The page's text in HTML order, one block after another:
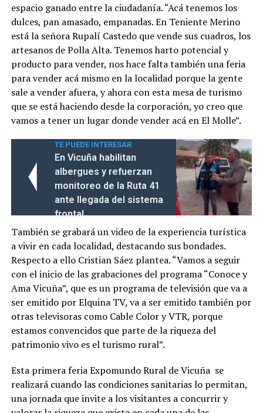
espacio ganado entre la ciudadanía. “Acá tenemos los
dulces, pan amasado, empanadas. En Teniente Merino
está la señora Rupalí Castedo que vende sus cuadros, los
artesanos de Polla Alta. Tenemos harto potencial y
producto para vender, nos hace falta también una feria
para vender acá mismo en la localidad porque la gente
sale a vender afuera, y ahora con esta mesa de turismo
que se está haciendo desde la corporación, yo creo que
vamos a tener un lugar donde vender acá en El Molle”.
TE PUEDE INTERESAR
En Vicuña habilitan
albergues y refuerzan
monitoreo de la Ruta 41
ante llegada del sistema
frontal
También se grabará un video de la experiencia turística
a vivir en cada localidad, destacando sus bondades.
Respecto a ello Cristian Sáez plantea. “Vamos a seguir
con el inicio de las grabaciones del programa “Conoce y
Ama Vicuña”, que es un programa de televisión que va a
ser emitido por Elquina TV, va a ser emitido también por
otras televisoras como Cable Color y VTR, porque
estamos convencidos que parte de la riqueza del
patrimonio vivo es el turismo rural”.
Esta primera feria Expomundo Rural de Vicuña se
realizará cuando las condiciones sanitarias lo permitan,
una jornada que invite a los visitantes a concurrir y